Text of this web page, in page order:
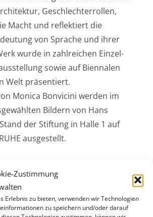
Zustimmung
Erlebnis zu bieten, verwenden wir Technologien
zu speichern und/oder darauf
Geschlechterrollen,
Macht und reflektiert die
von Sprache und ihrer
wurde in zahlreichen Einzel-
sowie auf Biennalen
Welt präsentiert.
Monica Bonvicini werden im
Bildern von Hans
der Stiftung in Halle 1 auf
ausgestellt.
Euro dotierten Preis vergibt eine